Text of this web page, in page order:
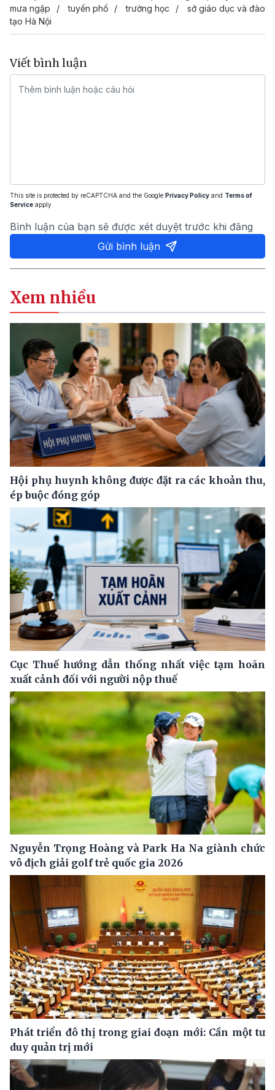
mưa ngập
tuyến phố trường học
sở giáo dục và đào
tạo Hà Nội
Viết bình luận
This site is protected by reCAPTCHA and the Google Privacy Policy and Terms of
Service apply.
Bình luận của bạn sẽ được xét duyệt trước khi đăng
Gửi bình luận
Xem nhiều
Hội phụ huynh không được đặt ra các khoản thu,
ép buộc đóng góp
Cục Thuế hướng dẫn thống nhất việc tạm hoãn
xuất cảnh đối với người nộp thuế
Nguyễn Trọng Hoàng và Park Ha Na giành chức
vô địch giải golf trẻ quốc gia 2026
Phát triển đô thị trong giai đoạn mới: Cần một tư
duy quản trị mới